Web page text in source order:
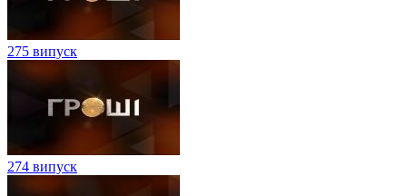
275 випуск
274 випуск